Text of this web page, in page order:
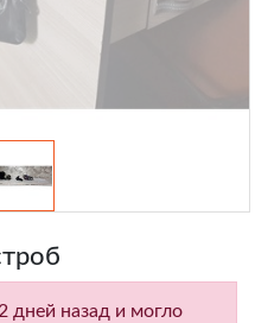
дней назад и могло